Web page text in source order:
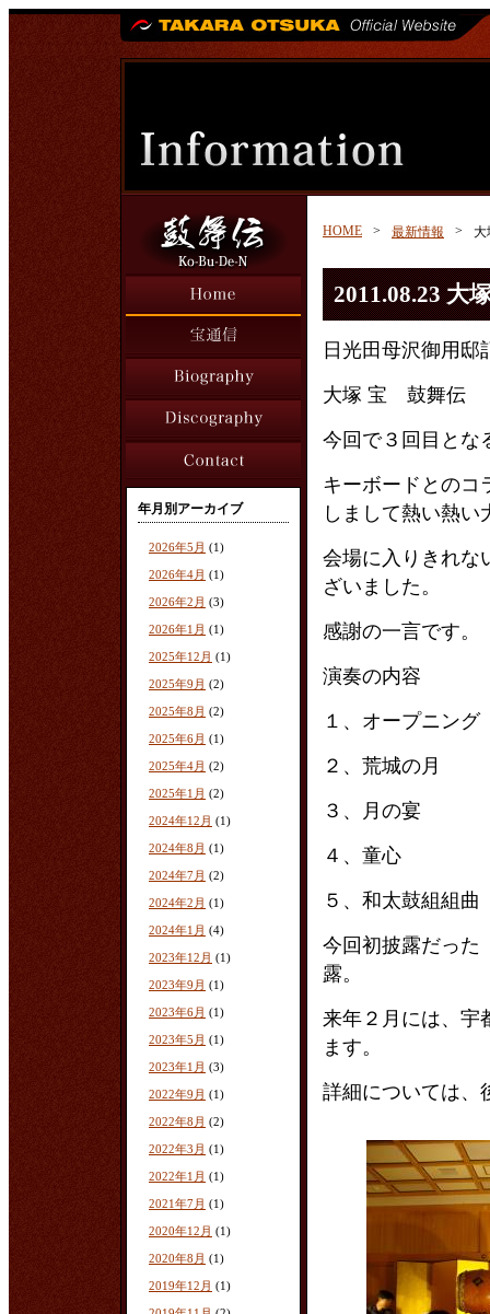
年月別アーカイブ
2026年5月 (1)
2026年4月 (1)
2026年2月 (3)
2026年1月 (1)
2025年12月 (1)
2025年9月 (2)
2025年8月 (2)
2025年6月 (1)
2025年4月 (2)
2025年1月 (2)
2024年12月 (1)
2024年8月 (1)
2024年7月 (2)
2024年2月 (1)
2024年1月 (4)
2023年12月 (1)
2023年9月 (1)
2023年6月 (1)
2023年5月 (1)
2023年1月 (3)
2022年9月 (1)
2022年8月 (2)
2022年3月 (1)
2022年1月 (1)
2021年7月 (1)
2020年12月 (1)
2020年8月 (1)
2019年12月 (1)
HOME > 最新情報 > 大
2011.08.23 大
日光田母沢御用
大塚 宝 鼓舞伝
今回で３回目とな
キーボードとの
しまして熱い熱
会場に入りきれな
ざいました。
感謝の一言です。
演奏の内容
１、オープニング
２、荒城の月
３、月の宴
４、童心
５、和太鼓組組曲
今回初披露だった
露。
来年２月には、宇
ます。
詳細については、